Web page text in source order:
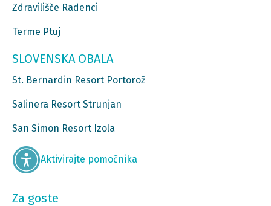
Zdravilišče Radenci
Terme Ptuj
SLOVENSKA OBALA
St. Bernardin Resort Portorož
Salinera Resort Strunjan
San Simon Resort Izola
Aktivirajte pomočnika
Za goste